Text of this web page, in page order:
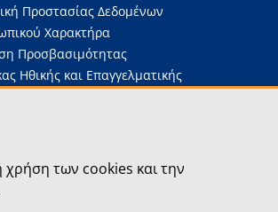
Προστασίας Δεδομένων
Χαρακτήρα
Προσβασιμότητας
Ηθικής και Επαγγελματικής
Ανακοινώσεις
τύπου
χρήση των cookies και την